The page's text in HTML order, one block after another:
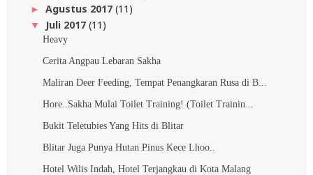
► Agustus 2017 (11)
▼ Juli 2017 (11)
Heavy
Cerita Angpau Lebaran Sakha
Maliran Deer Feeding, Tempat Penangkaran Rusa di B...
Hore..Sakha Mulai Toilet Training! (Toilet Trainin...
Bukit Teletubies Yang Hits di Blitar
Blitar Juga Punya Hutan Pinus Kece Lhoo..
Hotel Wilis Indah, Hotel Terjangkau di Kota Malang